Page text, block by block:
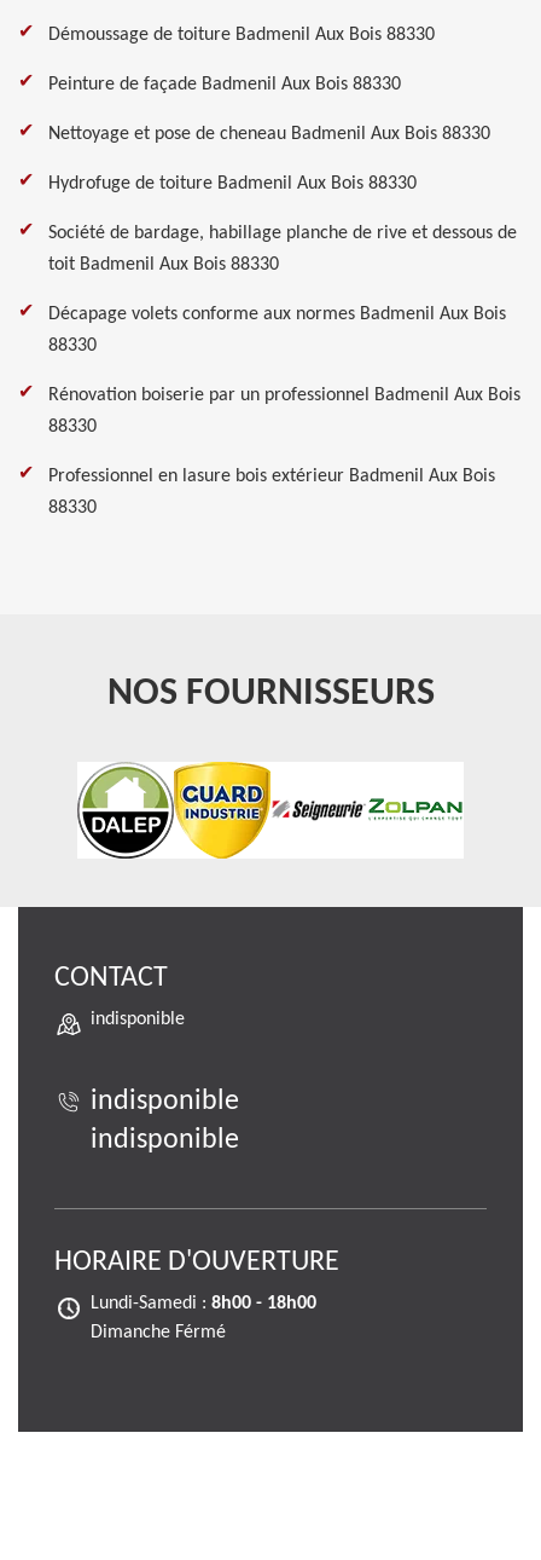
Démoussage de toiture Badmenil Aux Bois 88330
Peinture de façade Badmenil Aux Bois 88330
Nettoyage et pose de cheneau Badmenil Aux Bois 88330
Hydrofuge de toiture Badmenil Aux Bois 88330
Société de bardage, habillage planche de rive et dessous de
toit Badmenil Aux Bois 88330
Décapage volets conforme aux normes Badmenil Aux Bois
88330
Rénovation boiserie par un professionnel Badmenil Aux Bois
88330
Professionnel en lasure bois extérieur Badmenil Aux Bois
88330
NOS FOURNISSEURS
CONTACT
indisponible
indisponible
indisponible
HORAIRE D'OUVERTURE
Lundi-Samedi : 8h00 - 18h00
Dimanche Férmé